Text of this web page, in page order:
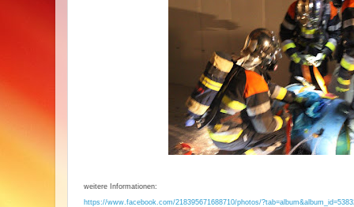
weitere Informationen:
https://www.facebook.com/218395671688710/photos/